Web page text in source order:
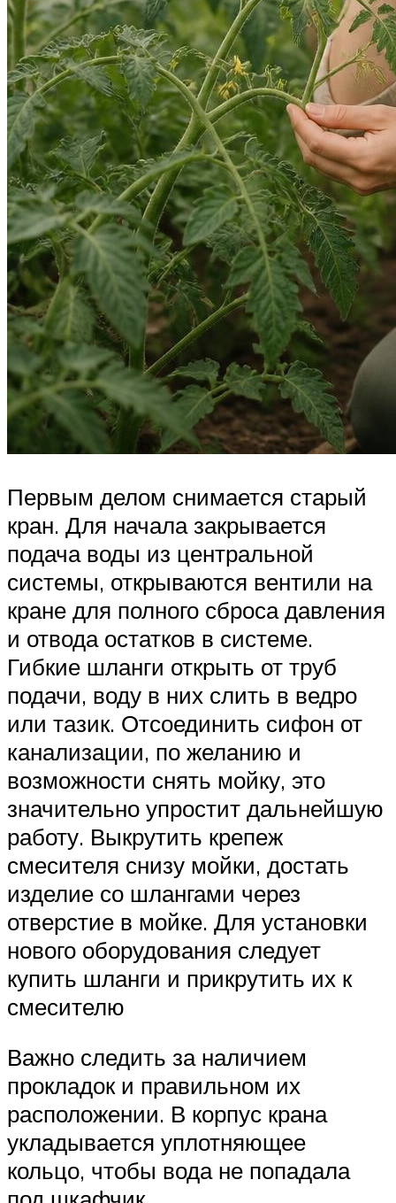
Первым делом снимается старый
кран. Для начала закрывается
подача воды из центральной
системы, открываются вентили на
кране для полного сброса давления
и отвода остатков в системе.
Гибкие шланги открыть от труб
подачи, воду в них слить в ведро
или тазик. Отсоединить сифон от
канализации, по желанию и
возможности снять мойку, это
значительно упростит дальнейшую
работу. Выкрутить крепеж
смесителя снизу мойки, достать
изделие со шлангами через
отверстие в мойке. Для установки
нового оборудования следует
купить шланги и прикрутить их к
смесителю
Важно следить за наличием
прокладок и правильном их
расположении. В корпус крана
укладывается уплотняющее
кольцо, чтобы вода не попадала